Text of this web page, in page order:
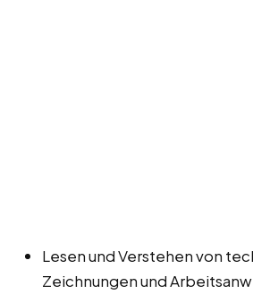
Lesen und Verstehen von
Zeichnungen und